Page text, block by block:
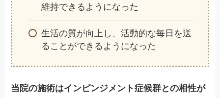
維持できるようになった
生活の質が向上し、活動的な毎日を送
ることができるようになった
当院の施術はインピンジメント症候群との相性が